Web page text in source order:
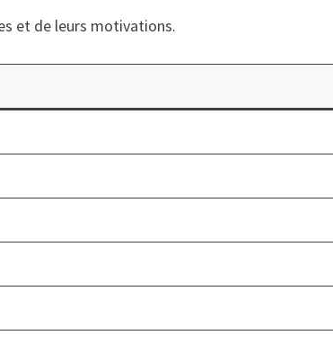
et de leurs motivations.